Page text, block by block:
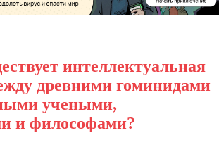
интеллектуальная
древними гоминидами
учеными,
и философами?